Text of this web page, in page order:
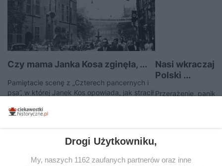
Czy mama Janka Kosa zginęła, ...
Pamiętacie scenę z „Czterech pancernych i
psa”, w której Janek Kos opowiada, jak stracił
wrześniu 1939 roku? Jak dla...
Nasi wkraczają
Polski ...
Przerażenie,
Wojska Polskiego.
2 września 2014 |
Drogi Użytkowniku,
My, naszych 1162 zaufanych partnerów oraz inne